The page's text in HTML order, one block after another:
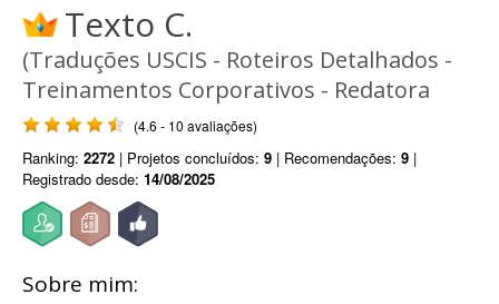
Texto C.
(Traduções USCIS - Roteiros Detalhados -
Treinamentos Corporativos - Redatora
(4.6 - 10 avaliações)
Ranking: 2272 | Projetos concluídos: 9 | Recomendações: 9 |
Registrado desde: 14/08/2025
Sobre mim: